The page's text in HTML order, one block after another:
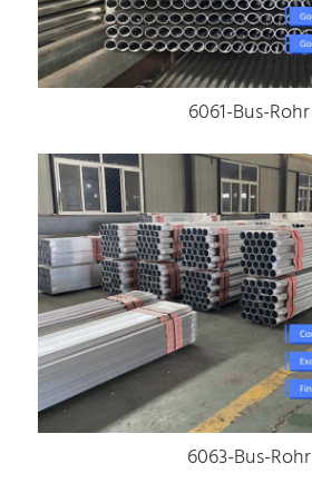
6061-Bus-Rohr
6063-Bus-Rohr